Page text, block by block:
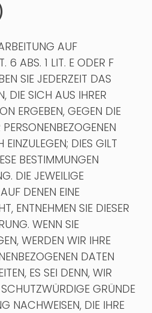
AUF
6 ABS. 1 LIT. E ODER F
SIE JEDERZEIT DAS
DIE SICH AUS IHRER
ERGEBEN, GEGEN DIE
DIES GILT
BESTIMMUNGEN
DIE JEWEILIGE
DENEN EINE
ENTNEHMEN SIE DIESER
WENN SIE
WERDEN WIR IHRE
DATEN
ES SEI DENN, WIR
GRÜNDE
NACHWEISEN, DIE IHRE